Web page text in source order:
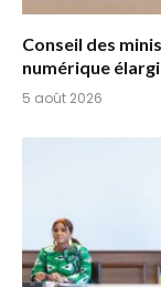
Conseil des
numérique élargi
5 août 2026